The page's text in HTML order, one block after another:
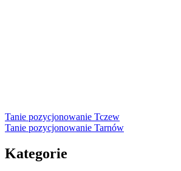
Tanie pozycjonowanie Tczew
Tanie pozycjonowanie Tarnów
Kategorie